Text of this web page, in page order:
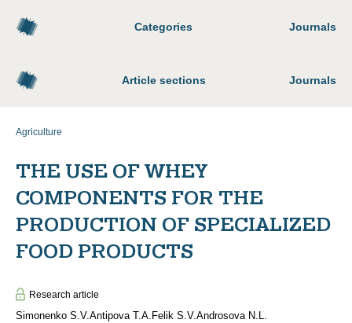
Categories Journals
Article sections Journals
Agriculture
THE USE OF WHEY
COMPONENTS FOR THE
PRODUCTION OF SPECIALIZED
FOOD PRODUCTS
Research article
Simonenko S.V.Antipova T.A. Felik S.V.Androsova N.L.